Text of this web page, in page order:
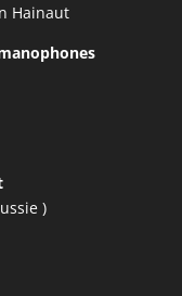
Hainaut
)